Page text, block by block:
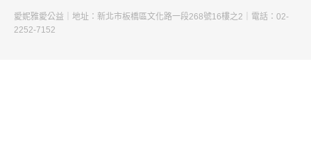
愛妮雅愛公益｜地址：新北市板橋區文化路一段268號16樓之2｜電話：02-
2252-7152